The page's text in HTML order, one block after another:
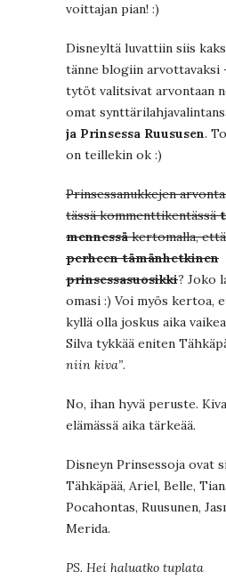
voittajan pian! :)
Disneyltä luvattiin siis
tänne blogiin arvottavaksi
tytöt valitsivat arvontaan
omat
ja Prinsessa Ruususen.
on teillekin ok :)
Prinsessanukkejen
tässä kommenttikentässä
mennessäkertomalla,
perheen tämänhetkinen
prinsessasuosikki? Joko
omasi :) Voi myös kertoa,
kyllä olla joskus aika
Silva tykkää eniten
niin kiva”.
No, ihan hyvä peruste.
elämässä aika tärkeää.
Disneyn Prinsessoja ovat
Tähkäpää, Ariel, Belle,
Pocahontas, Ruusunen,
Merida.
PS. Hei haluatko tuplata